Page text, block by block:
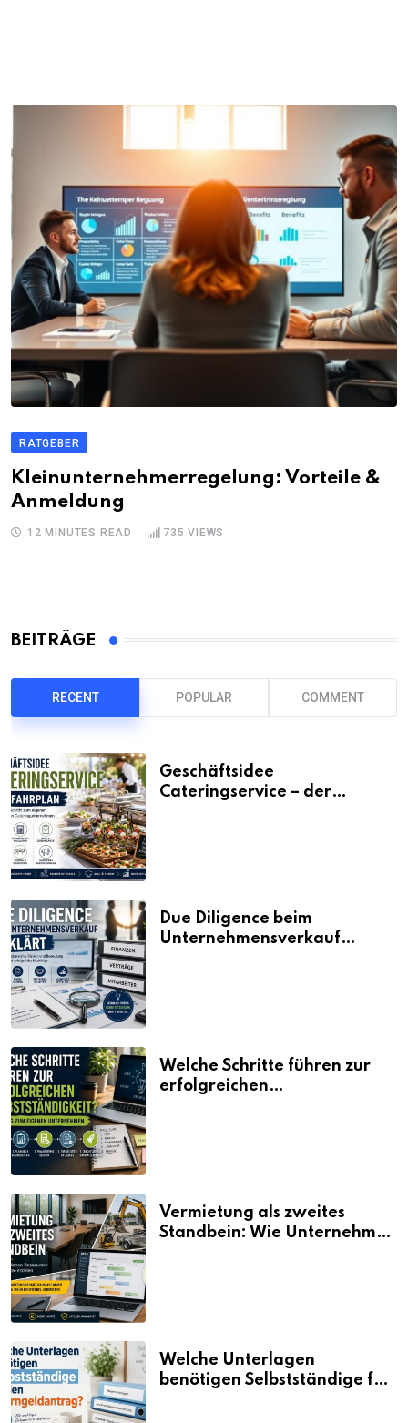
RATGEBER
Kleinunternehmerregelung: Vorteile &
Anmeldung
12 MINUTES READ 735 VIEWS
BEITRÄGE
RECENT POPULAR COMMENT
Geschäftsidee
Cateringservice – der
Due Diligence beim
Unternehmensverkauf
Welche Schritte führen zur
erfolgreichen
Vermietung als zweites
Standbein: Wie Unternehmen
Welche Unterlagen
benötigen Selbstständige für